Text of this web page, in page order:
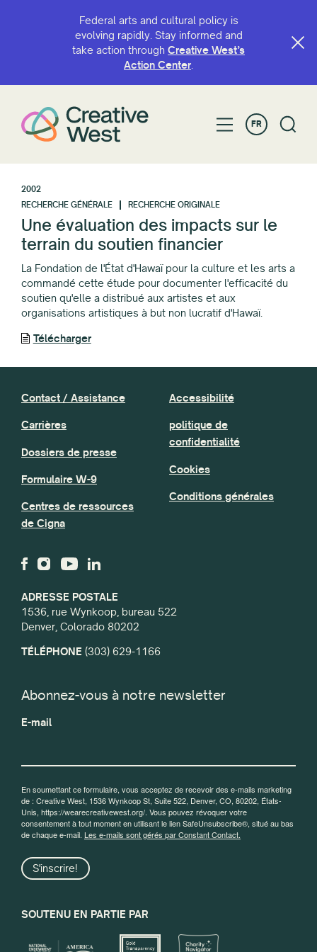
Federal arts and cultural policy is
evolving rapidly. Stay informed and
take action through Creative West’s
Action Center.
FR
2002
RECHERCHE GÉNÉRALE
RECHERCHE ORIGINALE
Une évaluation des impacts sur le
terrain du soutien financier
La Fondation de l'État d'Hawaï pour la culture et les arts a
commandé cette étude pour documenter l'efficacité du
soutien qu'elle a distribué aux artistes et aux
organisations artistiques à but non lucratif d'Hawaï.
Télécharger
ADRESSE POSTALE
1536, rue Wynkoop, bureau 522
Denver, Colorado 80202
TÉLÉPHONE (303) 629-1166
Contact / Assistance
Carrières
Dossiers de presse
Formulaire W-9
Centres de ressources
de Cigna
Accessibilité
politique de
confidentialité
Cookies
Conditions générales
Abonnez-vous à notre newsletter
E-mail
En soumettant ce formulaire, vous acceptez de recevoir des e-mails marketing
de : Creative West, 1536 Wynkoop St, Suite 522, Denver, CO, 80202, États-
Unis, https://wearecreativewest.org/. Vous pouvez révoquer votre
consentement à tout moment en utilisant le lien SafeUnsubscribe®, situé au bas
de chaque e-mail. Les e-mails sont gérés par Constant Contact.
S'inscrire!
SOUTENU EN PARTIE PAR